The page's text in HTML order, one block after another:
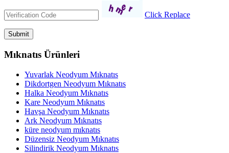
Click Replace
Mıknatıs Ürünleri
Yuvarlak Neodyum Mıknatıs
Dikdortgen Neodyum Mıknatıs
Halka Neodyum Mıknatıs
Kare Neodyum Mıknatıs
Havşa Neodyum Mıknatıs
Ark Neodyum Mıknatıs
küre neodyum mıknatıs
Düzensiz Neodyum Mıknatıs
Silindirik Neodyum Mıknatıs